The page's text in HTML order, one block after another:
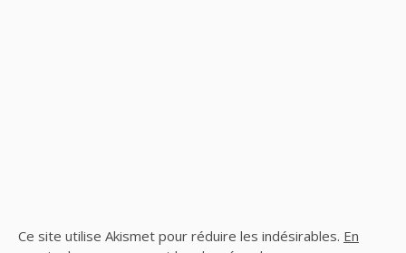
Ce site utilise Akismet pour réduire les indésirables. En